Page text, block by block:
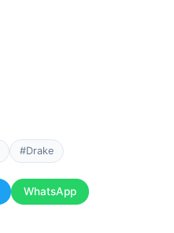
#Drake
WhatsApp